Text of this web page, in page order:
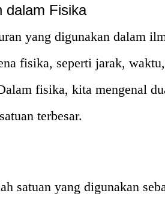
dalam Fisika
yang digunakan dalam
fisika, seperti jarak,
fisika, kita mengenal
terbesar.
satuan yang digunakan